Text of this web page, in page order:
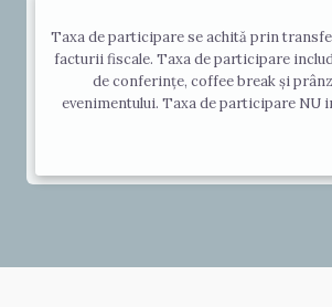
Taxa de participare se achită prin
facturii fiscale. Taxa de participare
de conferințe, coffee break și
evenimentului. Taxa de participare NU